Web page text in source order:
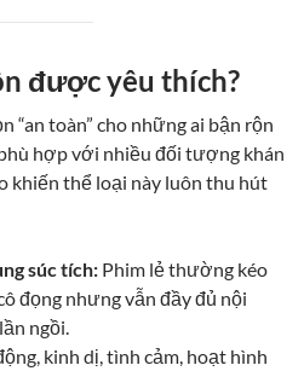
được yêu thích?
“an toàn” cho những ai bận rộn
hợp với nhiều đối tượng khán
khiến thể loại này luôn thu hút
súc tích: Phim lẻ thường kéo
đọng nhưng vẫn đầy đủ nội
ngồi.
kinh dị, tình cảm, hoạt hình